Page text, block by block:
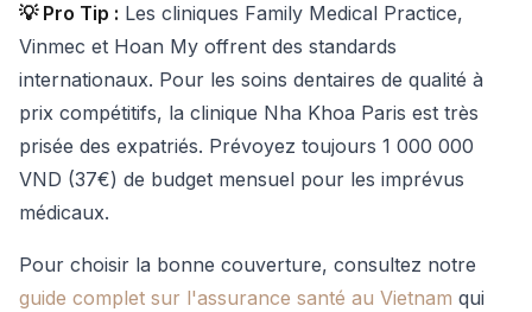
💡 Pro Tip : Les cliniques Family Medical Practice,
Vinmec et Hoan My offrent des standards
internationaux. Pour les soins dentaires de qualité à
prix compétitifs, la clinique Nha Khoa Paris est très
prisée des expatriés. Prévoyez toujours 1 000 000
VND (37€) de budget mensuel pour les imprévus
médicaux.
Pour choisir la bonne couverture, consultez notre
guide complet sur l'assurance santé au Vietnam qui